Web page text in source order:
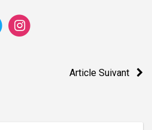
Article Suivant